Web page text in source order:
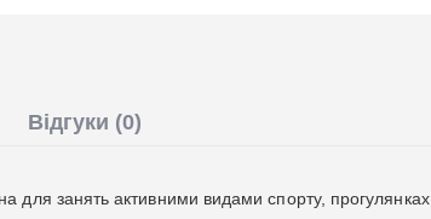
Відгуки (0)
для занять активними видами спорту,